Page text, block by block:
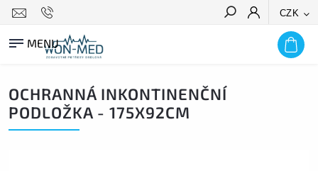
CZK
HLEDAT
OCHRANNÁ INKONTINENČNÍ
PODLOŽKA - 175X92CM